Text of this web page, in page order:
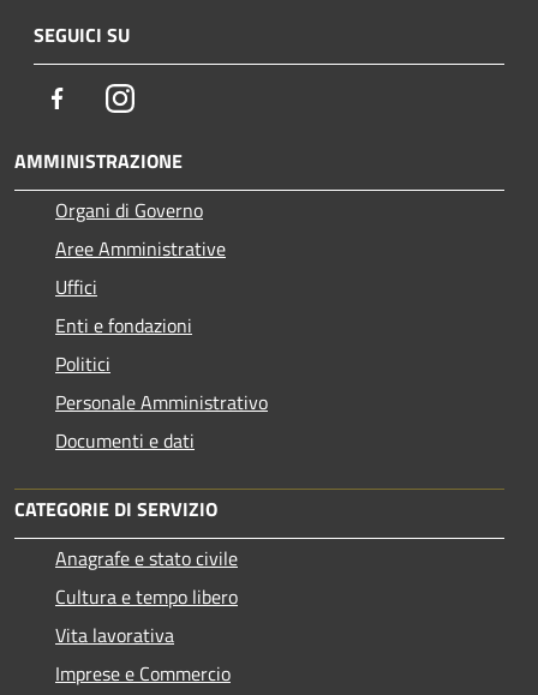
SEGUICI SU
FacebookInstagram
AMMINISTRAZIONE
Organi di Governo
Aree Amministrative
Uffici
Enti e fondazioni
Politici
Personale Amministrativo
Documenti e dati
CATEGORIE DI SERVIZIO
Anagrafe e stato civile
Cultura e tempo libero
Vita lavorativa
Imprese e Commercio